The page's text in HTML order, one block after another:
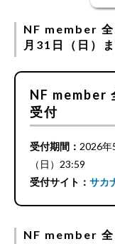
NF member 全
月31日（日）
NF member
受付
受付期間： 2026年
（日）23:59
受付サイト： サカ
NF member 全